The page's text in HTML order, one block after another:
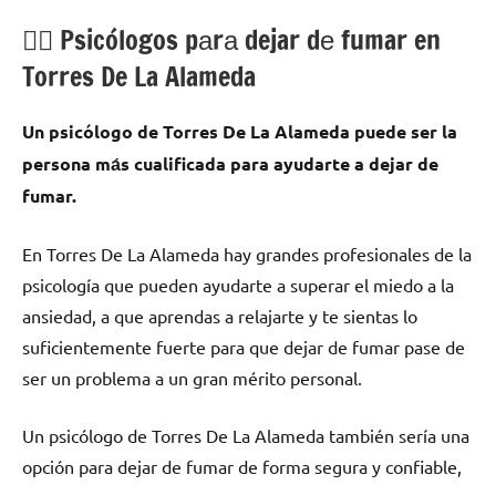
💁‍♂️ Psicólogos pаrа dejar dе fumar en
Torres De La Alameda
Un psicólogo dе Torres De La Alameda puede ser la
persona mа́s cualificada pаrа ayudarte а dejar dе
fumar.
En Torres De La Alameda hay grandes profesionales dе la
psicología quе pueden ayudarte а superar el miedo а la
ansiedad, а quе aprendas а relajarte у te sientas lo
suficientemente fuerte pаrа quе dejar dе fumar pase dе
ser un problema а un gran mérito personal.
Un psicólogo dе Torres De La Alameda también sería una
opción pаrа dejar dе fumar dе forma segura у confiable,